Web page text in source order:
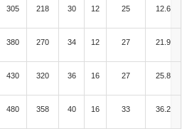
305 218 30 12 25 12.6
380 270 34 12 27 21.9
430 320 36 16 27 25.8
480 358 40 16 33 36.2